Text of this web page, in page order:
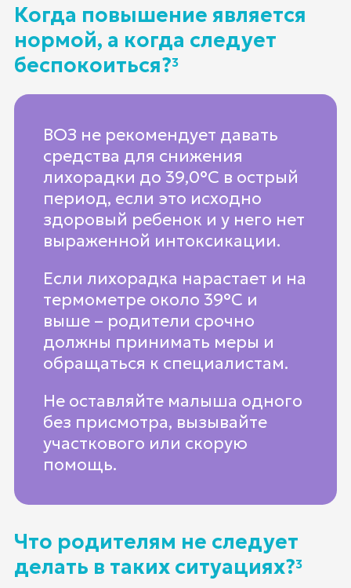
Когда повышение является
нормой, а когда следует
беспокоиться?3
ВОЗ не рекомендует давать
средства для снижения
лихорадки до 39,0°С в острый
период, если это исходно
здоровый ребенок и у него нет
выраженной интоксикации.
Если лихорадка нарастает и на
термометре около 39°C и
выше – родители срочно
должны принимать меры и
обращаться к специалистам.
Не оставляйте малыша одного
без присмотра, вызывайте
участкового или скорую
помощь.
Что родителям не следует
делать в таких ситуациях?3